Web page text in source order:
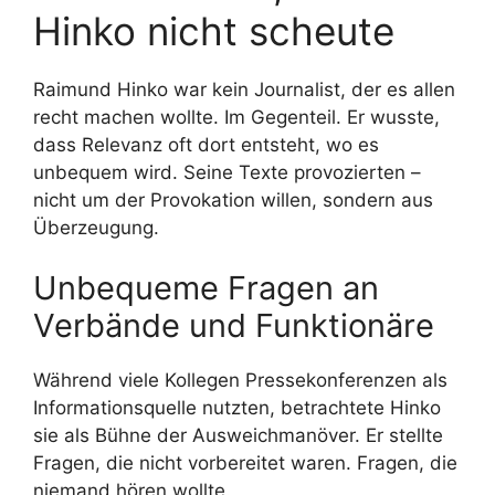
Hinko nicht scheute
Raimund Hinko war kein Journalist, der es allen
recht machen wollte. Im Gegenteil. Er wusste,
dass Relevanz oft dort entsteht, wo es
unbequem wird. Seine Texte provozierten –
nicht um der Provokation willen, sondern aus
Überzeugung.
Unbequeme Fragen an
Verbände und Funktionäre
Während viele Kollegen Pressekonferenzen als
Informationsquelle nutzten, betrachtete Hinko
sie als Bühne der Ausweichmanöver. Er stellte
Fragen, die nicht vorbereitet waren. Fragen, die